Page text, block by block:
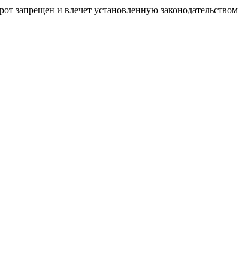
запрещен и влечет установленную законодательством